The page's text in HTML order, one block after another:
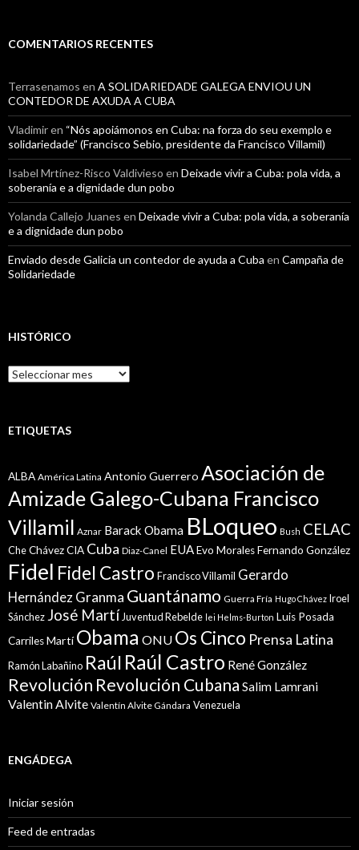
COMENTARIOS RECENTES
Terrasenamos en A SOLIDARIEDADE GALEGA ENVIOU UN
CONTEDOR DE AXUDA A CUBA
Vladimiren “Nós apoiámonos en Cuba: na forza do seu exemplo e
solidariedade” (Francisco Sebio, presidente da Francisco Villamil)
Isabel Mrtínez-Risco Valdivieso en Deixade vivir a Cuba: pola vida, a
soberanía e a dignidade dun pobo
Yolanda Callejo Juanes en Deixade vivir a Cuba: pola vida, a soberanía
e a dignidade dun pobo
Enviado desde Galicia un contedor de ayuda a Cuba en Campaña de
Solidariedade
HISTÓRICO
Histórico
ETIQUETAS
ALBA América Latina Antonio Guerrero Asociación de
Amizade Galego-Cubana Francisco
Villamil Aznar Barack Obama BLoqueo Bush CELAC
CheChávezCIA Cuba Diaz-Canel EUAEvo MoralesFernando González
Fidel Fidel Castro Francisco Villamil Gerardo
Hernández Granma Guantánamo Guerra Fría Hugo Chávez Iroel
Sánchez José Martí Juventud Rebelde lei Helms-Burton Luis Posada
CarrilesMartí Obama ONU Os Cinco Prensa Latina
Ramón Labañino Raúl Raúl Castro René González
Revolución Revolución Cubana Salim Lamrani
Valentin Alvite Valentín Alvite Gándara Venezuela
ENGÁDEGA
Iniciar sesión
Feed de entradas